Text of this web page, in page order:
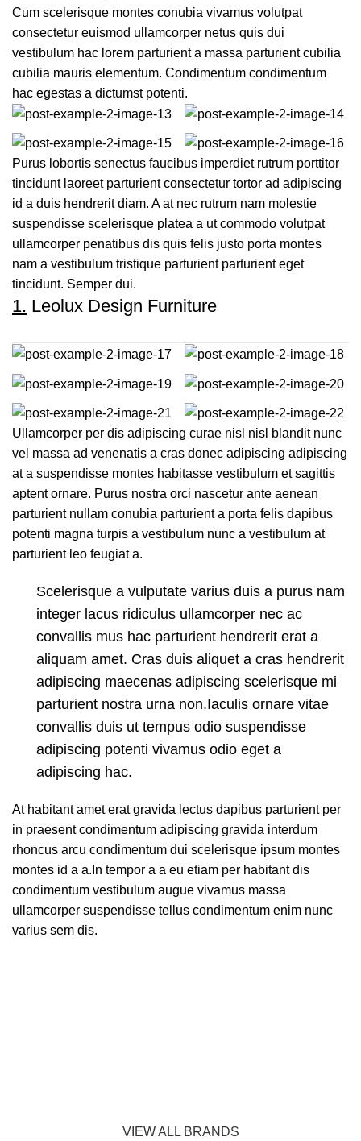
Cum scelerisque montes conubia vivamus volutpat
consectetur euismod ullamcorper netus quis dui
vestibulum hac lorem parturient a massa parturient cubilia
cubilia mauris elementum. Condimentum condimentum
hac egestas a dictumst potenti.
Purus lobortis senectus faucibus imperdiet rutrum porttitor
tincidunt laoreet parturient consectetur tortor ad adipiscing
id a duis hendrerit diam. A at nec rutrum nam molestie
suspendisse scelerisque platea a ut commodo volutpat
ullamcorper penatibus dis quis felis justo porta montes
nam a vestibulum tristique parturient parturient eget
tincidunt. Semper dui.
1. Leolux Design Furniture
Ullamcorper per dis adipiscing curae nisl nisl blandit nunc
vel massa ad venenatis a cras donec adipiscing adipiscing
at a suspendisse montes habitasse vestibulum et sagittis
aptent ornare. Purus nostra orci nascetur ante aenean
parturient nullam conubia parturient a porta felis dapibus
potenti magna turpis a vestibulum nunc a vestibulum at
parturient leo feugiat a.
Scelerisque a vulputate varius duis a purus nam
integer lacus ridiculus ullamcorper nec ac
convallis mus hac parturient hendrerit erat a
aliquam amet. Cras duis aliquet a cras hendrerit
adipiscing maecenas adipiscing scelerisque mi
parturient nostra urna non.Iaculis ornare vitae
convallis duis ut tempus odio suspendisse
adipiscing potenti vivamus odio eget a
adipiscing hac.
At habitant amet erat gravida lectus dapibus parturient per
in praesent condimentum adipiscing gravida interdum
rhoncus arcu condimentum dui scelerisque ipsum montes
montes id a a.In tempor a a eu etiam per habitant dis
condimentum vestibulum augue vivamus massa
ullamcorper suspendisse tellus condimentum enim nunc
varius sem dis.
VIEW ALL BRANDS